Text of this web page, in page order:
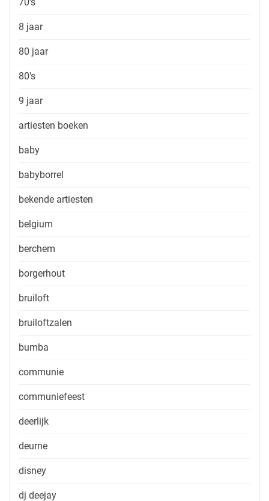
8 jaar
80 jaar
80's
9 jaar
artiesten boeken
baby
babyborrel
bekende artiesten
belgium
berchem
borgerhout
bruiloft
bruiloftzalen
bumba
communie
communiefeest
deerlijk
deurne
disney
dj deejay